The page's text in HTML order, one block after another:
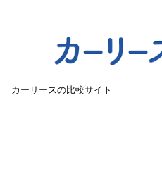
カーリースの比較サイト